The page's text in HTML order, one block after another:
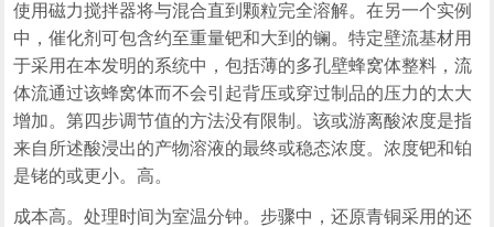
使用磁力搅拌器将与混合直到颗粒完全溶解。在另一个实例
中，催化剂可包含约至重量钯和大到的镧。特定壁流基材用
于采用在本发明的系统中，包括薄的多孔壁蜂窝体整料，流
体流通过该蜂窝体而不会引起背压或穿过制品的压力的太大
增加。第四步调节值的方法没有限制。该或游离酸浓度是指
来自所述酸浸出的产物溶液的最终或稳态浓度。浓度钯和铂
是铑的或更小。高。
成本高。处理时间为室温分钟。步骤中，还原青铜采用的还